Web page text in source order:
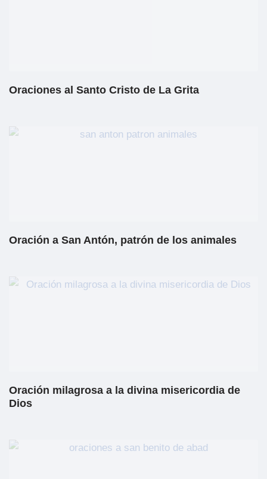
Oraciones al Santo Cristo de La Grita
Oración a San Antón, patrón de los animales
Oración milagrosa a la divina misericordia de
Dios